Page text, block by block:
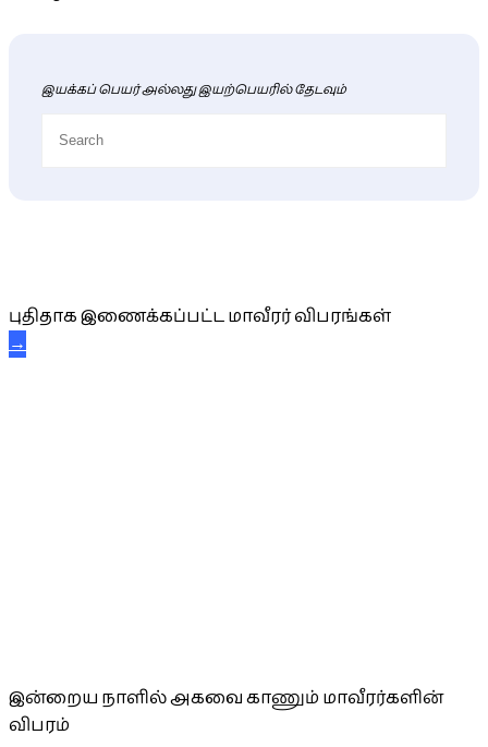
இயக்கப் பெயர் அல்லது இயற்பெயரில் தேடவும்
புதிதாக இணைக்கப்பட்ட மாவீரர் விபரங்கள்
→
இன்றைய நாளில் அகவை காணும் மாவீரர்களின்
விபரம்